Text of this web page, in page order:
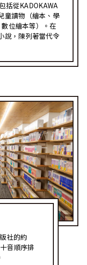
括從KADOKAWA
童讀物（繪本、學
位繪本等）。在
說，陳列著當代令
社的約
音順序排